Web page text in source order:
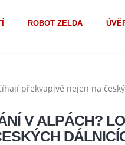
ROBOT ZELDA
V ALPÁCH?